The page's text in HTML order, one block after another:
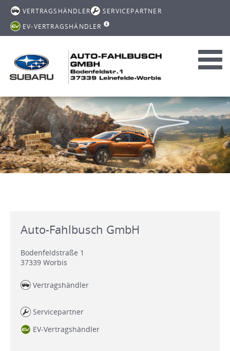
VERTRAGSHÄNDLER
SERVICEPARTNER
EV-VERTRAGSHÄNDLER
Auto-Fahlbusch GmbH
Bodenfeldstraße 1
37339 Worbis
Vertragshändler
Servicepartner
EV-Vertragshändler